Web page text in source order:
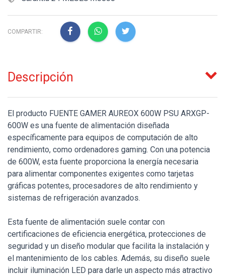
COMPARTIR:
Descripción
El producto FUENTE GAMER AUREOX 600W PSU ARXGP-
600W es una fuente de alimentación diseñada
específicamente para equipos de computación de alto
rendimiento, como ordenadores gaming. Con una potencia
de 600W, esta fuente proporciona la energía necesaria
para alimentar componentes exigentes como tarjetas
gráficas potentes, procesadores de alto rendimiento y
sistemas de refrigeración avanzados.
Esta fuente de alimentación suele contar con
certificaciones de eficiencia energética, protecciones de
seguridad y un diseño modular que facilita la instalación y
el mantenimiento de los cables. Además, su diseño suele
incluir iluminación LED para darle un aspecto más atractivo